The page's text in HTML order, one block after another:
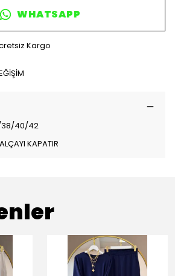
WHATSAPP
Kargo
38/40/42
KAPATIR